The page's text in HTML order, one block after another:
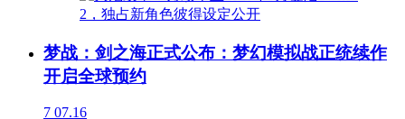
梦战：剑之海正式公布：梦幻模拟战正统续作
开启全球预约
7 07.16